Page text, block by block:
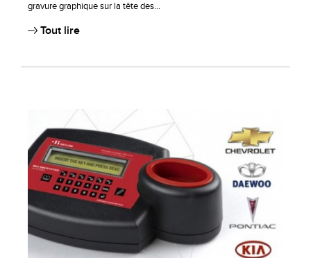
gravure graphique sur la tête des...
Tout lire